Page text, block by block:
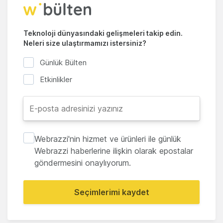
Teknoloji dünyasındaki gelişmeleri takip edin.
Neleri size ulaştırmamızı istersiniz?
Günlük Bülten
Etkinlikler
Webrazzi'nin hizmet ve ürünleri ile günlük
Webrazzi haberlerine ilişkin olarak epostalar
göndermesini onaylıyorum.
Seçimlerimi kaydet